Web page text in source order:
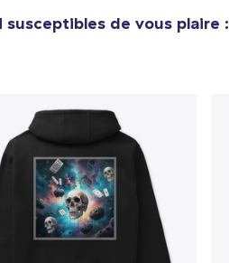
susceptibles de vous plaire :